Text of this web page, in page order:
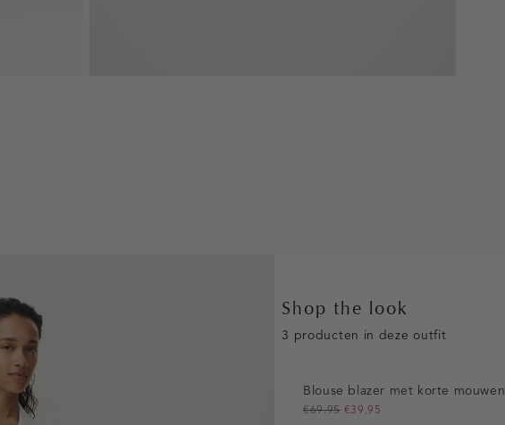
Shop the look
3 producten in deze outfit
Blouse blazer met korte mouwen
€69.95 €39.95